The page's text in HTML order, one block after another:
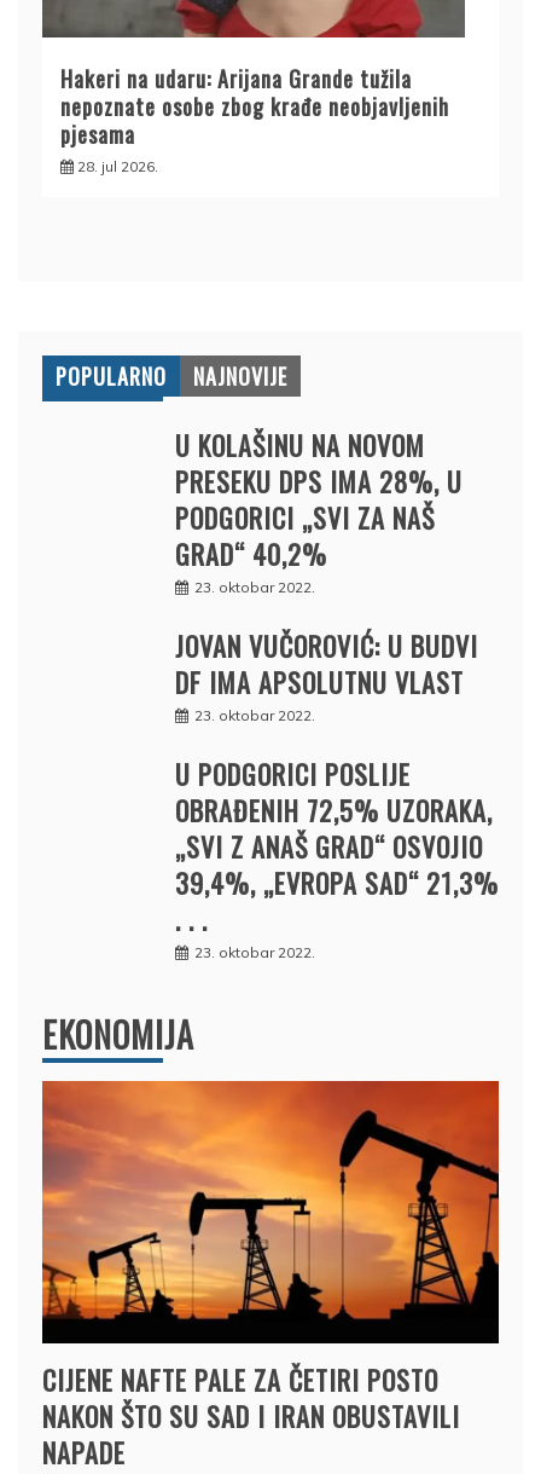
Hakeri na udaru: Arijana Grande tužila
nepoznate osobe zbog krađe neobjavljenih
pjesama
28. jul 2026.
POPULARNO NAJNOVIJE
U KOLAŠINU NA NOVOM
PRESEKU DPS IMA 28%, U
PODGORICI „SVI ZA NAŠ
GRAD“ 40,2%
23. oktobar 2022.
JOVAN VUČOROVIĆ: U BUDVI
DF IMA APSOLUTNU VLAST
23. oktobar 2022.
U PODGORICI POSLIJE
OBRAĐENIH 72,5% UZORAKA,
„SVI Z ANAŠ GRAD“ OSVOJIO
39,4%, „EVROPA SAD“ 21,3%
. . .
23. oktobar 2022.
EKONOMIJA
CIJENE NAFTE PALE ZA ČETIRI POSTO
NAKON ŠTO SU SAD I IRAN OBUSTAVILI
NAPADE